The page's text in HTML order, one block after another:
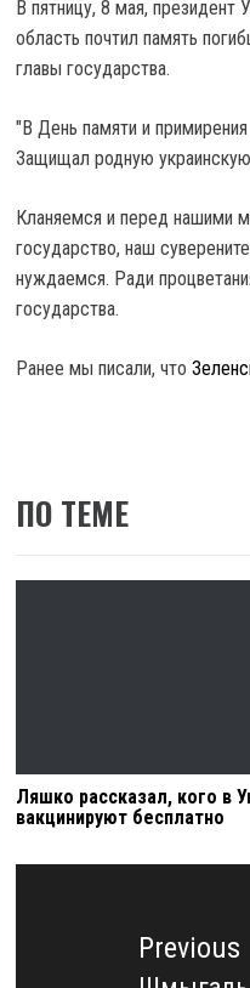
В пятницу, 8 мая, президент
область почтил память
главы государства.
"В День памяти и
Защищал родную
Кланяемся и перед нашими
государство, наш
нуждаемся. Ради
государства.
Ранее мы писали, что
ПО ТЕМЕ
Ляшко рассказал, кого в
вакцинируют бесплатно
Навигация
Previous